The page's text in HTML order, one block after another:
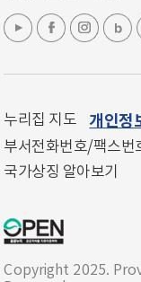
누리집 지도 개인정
부서전화번호/팩스번
국가상징 알아보기
Copyright 2025.